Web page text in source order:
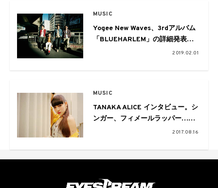
MUSIC
Yogee New Waves、3rdアルバム
「BLUEHARLEM」の詳細発表、
全国ツアーの開催も決定！2019.02.01
MUSIC
TANAKA ALICE インタビュー。シ
ンガー、フィメールラッパー……
七変化する新世代のガールズアイ
2017.08.16